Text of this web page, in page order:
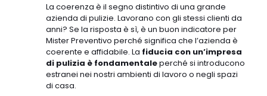
La coerenza è il segno distintivo di una grande
azienda di pulizie. Lavorano con gli stessi clienti da
anni? Se la risposta è sì, è un buon indicatore per
Mister Preventivo perché significa che l’azienda è
coerente e affidabile. La fiducia con un’impresa
di pulizia è fondamentaleperché si introducono
estranei nei nostri ambienti di lavoro o negli spazi
di casa.